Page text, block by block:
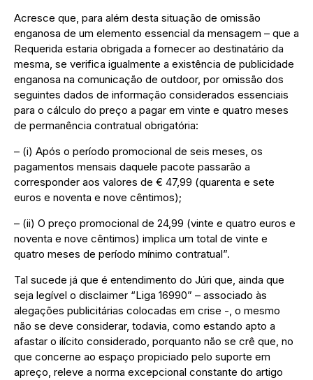
Acresce que, para além desta situação de omissão
enganosa de um elemento essencial da mensagem – que a
Requerida estaria obrigada a fornecer ao destinatário da
mesma, se verifica igualmente a existência de publicidade
enganosa na comunicação de outdoor, por omissão dos
seguintes dados de informação considerados essenciais
para o cálculo do preço a pagar em vinte e quatro meses
de permanência contratual obrigatória:
– (i) Após o período promocional de seis meses, os
pagamentos mensais daquele pacote passarão a
corresponder aos valores de € 47,99 (quarenta e sete
euros e noventa e nove cêntimos);
– (ii) O preço promocional de 24,99 (vinte e quatro euros e
noventa e nove cêntimos) implica um total de vinte e
quatro meses de período mínimo contratual”.
Tal sucede já que é entendimento do Júri que, ainda que
seja legível o disclaimer “Liga 16990” – associado às
alegações publicitárias colocadas em crise -, o mesmo
não se deve considerar, todavia, como estando apto a
afastar o ilícito considerado, porquanto não se crê que, no
que concerne ao espaço propiciado pelo suporte em
apreço, releve a norma excepcional constante do artigo